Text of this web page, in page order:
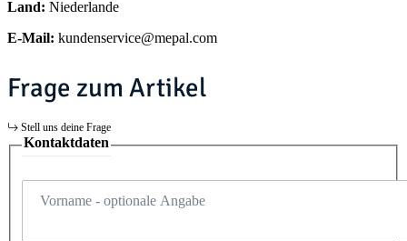
Land: Niederlande
E-Mail: kundenservice@mepal.com
Frage zum Artikel
Stell uns deine Frage
Kontaktdaten
Vorname - optionale Angabe